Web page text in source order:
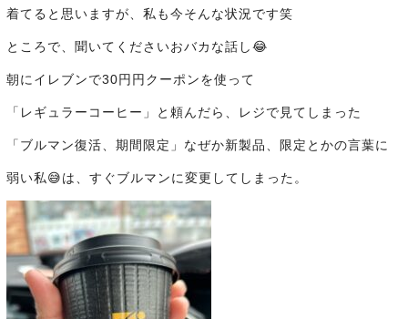
着てると思いますが、私も今そんな状況です笑
ところで、聞いてくださいおバカな話し😂
朝にイレブンで30円円クーポンを使って
「レギュラーコーヒー」と頼んだら、レジで見てしまった
「ブルマン復活、期間限定」なぜか新製品、限定とかの言葉に
弱い私😅は、すぐブルマンに変更してしまった。